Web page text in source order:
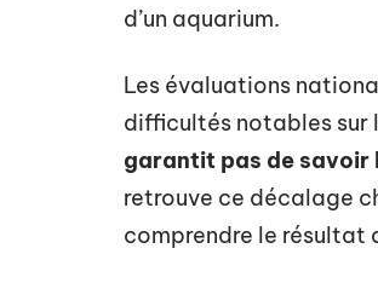
d’un aquarium.
Les évaluations
difficultés notables sur
garantit pas de savoir
retrouve ce décalage
comprendre le résultat